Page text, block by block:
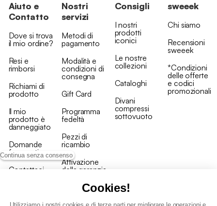
Continua senza consenso
Cookies!
Aiuto e
Contatto
Dove si trova
il mio ordine?
Resi e
rimborsi
Richiami di
prodotto
Il mio
prodotto è
danneggiato
Domande
frequenti
Contattaci
Nostri
servizi
Metodi di
pagamento
Modalità e
condizioni di
consegna
Gift Card
Programma
fedeltà
Pezzi di
ricambio
Attivazione
della garanzia
Consigli
I nostri
prodotti
iconici
Le nostre
collezioni
Cataloghi
Divani
compressi
sottovuoto
sweeek
Chi siamo
Recensioni
sweeek
*Condizioni
delle offerte
e codici
promozionali